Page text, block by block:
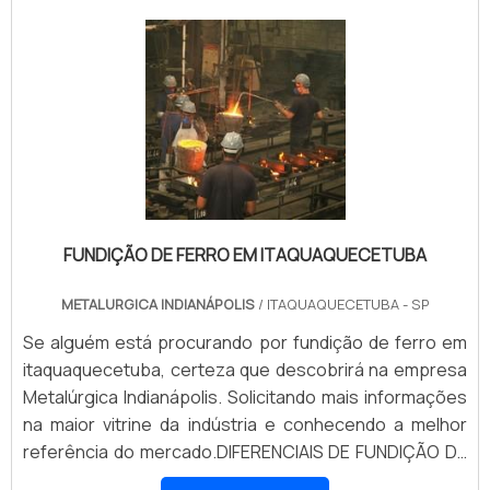
empresa oferece, como camisa de cilindros para
compressores e anéis para bombas à vácuo.É
comprometida com os serviços e inovadora,
qualificações construídas por focar suas ações no
resultado final, tendo escritório de alta qualidade onde
são realizadas as atividades e estrutura suficiente
para atender todas as demandas. Todos esses
fatores, agregados a uma equipe com colaboradores
proativos e especialistas dedicados, garantem o
ASTM A 747 (CL CB7 Cu-1, CL CB7 Cu-2) -Aço Inox
A 743 (CF8, CF8M, CF3, CF3M)
FUNDIÇÃO DE FERRO EM ITAQUAQUECETUBA
METALURGICA INDIANÁPOLIS/ ITAQUAQUECETUBA - SP
Se alguém está procurando por fundição de ferro em
itaquaquecetuba, certeza que descobrirá na empresa
Metalúrgica Indianápolis. Solicitando mais informações
na maior vitrine da indústria e conhecendo a melhor
referência do mercado.DIFERENCIAIS DE FUNDIÇÃO DE
FERRO EM ITAQUAQUECETUBAQuem pesquisa na